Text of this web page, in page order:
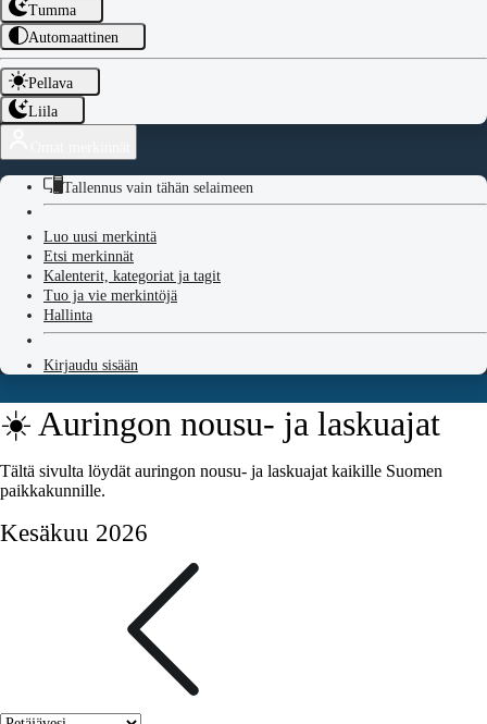
Tumma
Automaattinen
Pellava
Liila
Tallennus vain tähän selaimeen
Luo uusi merkintä
Etsi merkinnät
Kalenterit, kategoriat ja tagit
Tuo ja vie merkintöjä
Hallinta
Kirjaudu sisään
☀️ Auringon nousu- ja laskuajat
Tältä sivulta löydät auringon nousu- ja laskuajat kaikille Suomen
paikkakunnille.
Kesäkuu 2026